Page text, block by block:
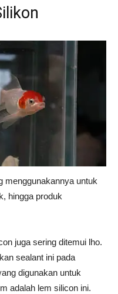
menggunakannya untuk
hingga produk
juga sering ditemui lho.
sealant ini pada
digunakan untuk
adalah lem silicon ini.